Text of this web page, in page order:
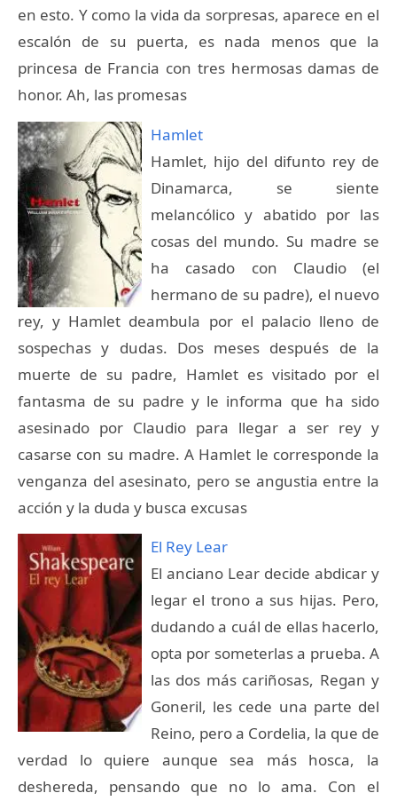
en esto. Y como la vida da sorpresas, aparece en el
escalón de su puerta, es nada menos que la
princesa de Francia con tres hermosas damas de
honor. Ah, las promesas
Hamlet
Hamlet, hijo del difunto rey de
Dinamarca, se siente
melancólico y abatido por las
cosas del mundo. Su madre se
ha casado con Claudio (el
hermano de su padre), el nuevo
rey, y Hamlet deambula por el palacio lleno de
sospechas y dudas. Dos meses después de la
muerte de su padre, Hamlet es visitado por el
fantasma de su padre y le informa que ha sido
asesinado por Claudio para llegar a ser rey y
casarse con su madre. A Hamlet le corresponde la
venganza del asesinato, pero se angustia entre la
acción y la duda y busca excusas
El Rey Lear
El anciano Lear decide abdicar y
legar el trono a sus hijas. Pero,
dudando a cuál de ellas hacerlo,
opta por someterlas a prueba. A
las dos más cariñosas, Regan y
Goneril, les cede una parte del
Reino, pero a Cordelia, la que de
verdad lo quiere aunque sea más hosca, la
deshereda, pensando que no lo ama. Con el